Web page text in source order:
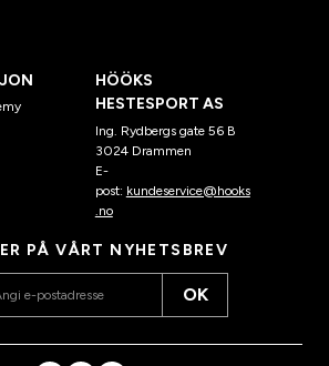
HÖÖKS
HESTESPORT AS
Ing. Rydbergs gate 56 B
3024 Drammen
E-
post: kundeservice@hooks
.no
PÅ VÅRT NYHETSBREV
OK